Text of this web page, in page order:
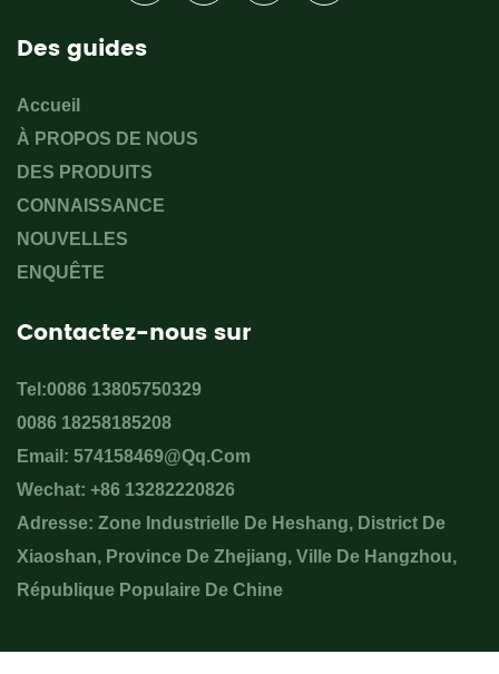
Des guides
Accueil
À PROPOS DE NOUS
DES PRODUITS
CONNAISSANCE
NOUVELLES
ENQUÊTE
Contactez-nous sur
Tel:0086 13805750329
0086 18258185208
Email: 574158469@qq.com
Wechat: +86 13282220826
Adresse: Zone Industrielle De Heshang, District De
Xiaoshan, Province De Zhejiang, Ville De Hangzhou,
République Populaire De Chine